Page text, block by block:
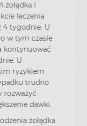
żołądka i
leczenia
4 tygodnie. U
w tym czasie
kontynuować
U
ryzykiem
trudno
rozważyć
dawki.
żołądka